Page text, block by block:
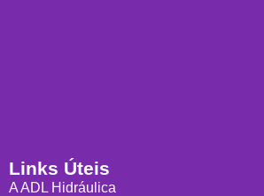
Links Úteis
A ADL Hidráulica